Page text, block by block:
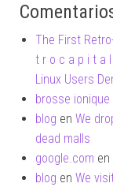
The First
t r o c a p i t a
Linux Users
brosse ionique
blog en We
dead malls
google.com en
blog en We